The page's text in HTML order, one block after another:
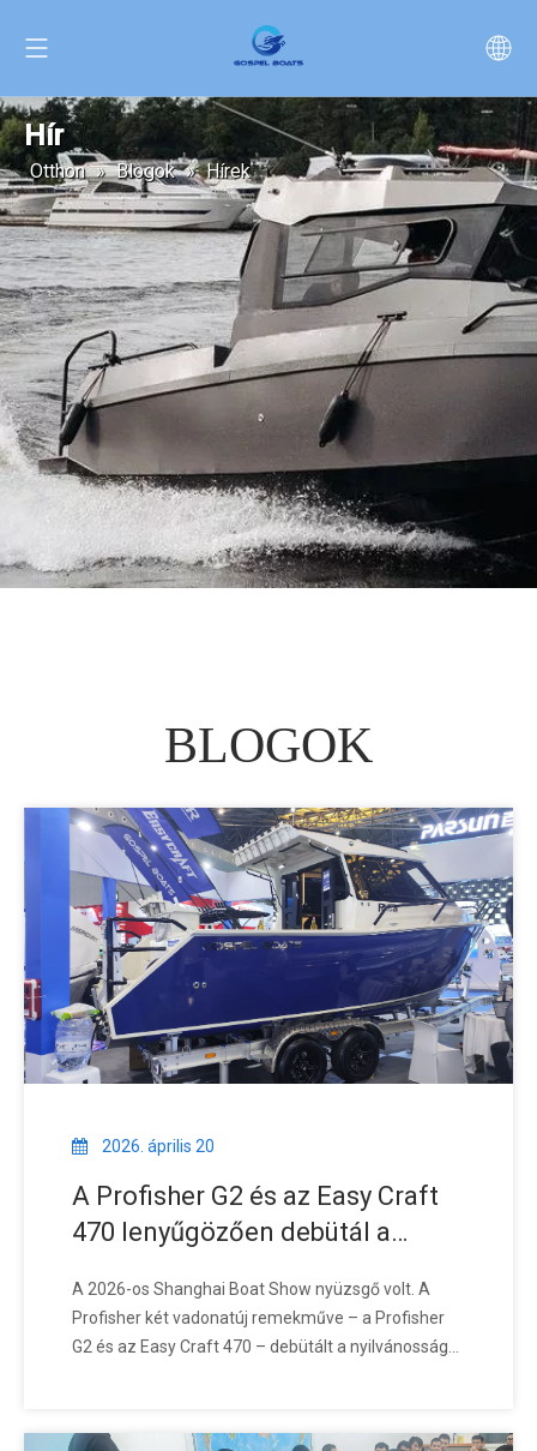
Hír
Otthon » Blogok » Hírek
BLOGOK
2026. április 20
A Profisher G2 és az Easy Craft
470 lenyűgözően debütál a
hajókiállításon
A 2026-os Shanghai Boat Show nyüzsgő volt. A
Profisher két vadonatúj remekműve – a Profisher
G2 és az Easy Craft 470 – debütált a nyilvánosság
nem trükk volt, hanem komoly hajóépítési